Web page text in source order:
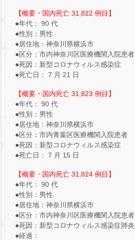
【概要・国内死亡 31,822 例目】
●年代： 90 代
●性別：男性
●居住地：神奈川県横浜市
●区分：市内神奈川区医療機関入院患者
●死因：新型コロナウィルス感染症
●死亡日： 7 月 21 日
【概要・国内死亡 31,823 例目】
●年代： 90 代
●性別：男性
●居住地：神奈川県横浜市
●区分：市内青葉区医療機関入院患者
●死因：新型コロナウィルス感染症
●死亡日： 7 月 15 日
【概要・国内死亡 31,824 例目】
●年代： 90 代
●性別：男性
●居住地：神奈川県横浜市
●区分：市内神奈川区医療機関入院患者
●死因：新型コロナウィルス感染症肺炎
●経過：